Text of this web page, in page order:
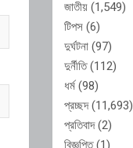
জাতীয় (1,549)
টিপস (6)
দুর্ঘটনা (97)
দুর্নীতি(112)
ধর্ম(98)
প্রচ্ছদ(11,693)
প্রতিবাদ(2)
বিজ্ঞপ্তি(1)